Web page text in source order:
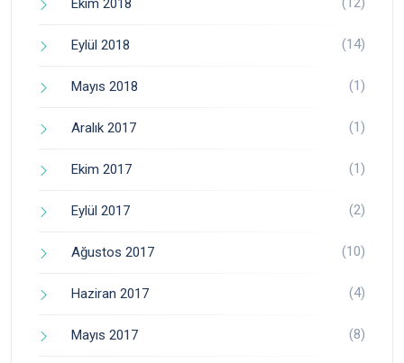
Ekim 2018
Eylül 2018 (14)
Mayıs 2018 (1)
Aralık 2017 (1)
Ekim 2017 (1)
Eylül 2017 (2)
Ağustos 2017 (10)
Haziran 2017 (4)
Mayıs 2017 (8)